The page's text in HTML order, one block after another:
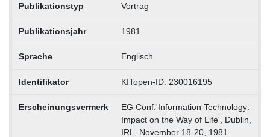
Publikationstyp Vortrag
Publikationsjahr 1981
Sprache Englisch
Identifikator KITopen-ID: 230016195
Erscheinungsvermerk
EG Conf.'Information Technology:
Impact on the Way of Life', Dublin,
IRL, November 18-20, 1981